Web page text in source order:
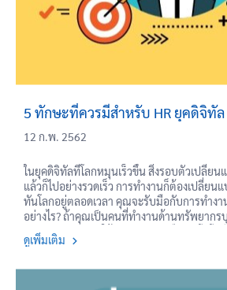
5 ทักษะที่ควรมีสำหรับ HR ยุคดิจิทัล
12 ก.พ. 2562
ในยุคดิจิทัลที่โลกหมุนเร็วขึ้น สิ่งรอบตัวเปลี่ยน
แล้วก็ไปอย่างรวดเร็ว การทำงานก็ต้องเปลี่ยน
ทันโลกอยู่ตลอดเวลา คุณจะรับมือกับการทำง
อย่างไร? ถ้าคุณเป็นคนที่ทำงานด้านทรัพยากร
แนะนำว่า คุณควรใช้ระบบดิจิทัลหรือเทคโนโล
เรื่องการจัดการองค์กรของคุณ และนี่คือ 5 ทักษ
ดูเพิ่มเติม